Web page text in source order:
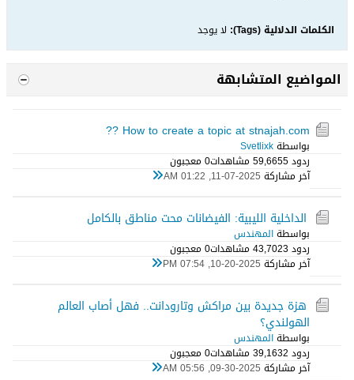
الكلمات الدلالية (Tags): لا يوجد
المواضيع المتشابهة
How to create a topic at stnajah.com ??
بواسطةSvetlixk
ردود 5 59,665 مشاهدات
0 معجبون
آخر مشاركة 11-07-2025, 01:22 AM
الداخلية الليبية: الفيضانات محت مناطق بالكامل
بواسطةالمهندس
ردود 3 43,702 مشاهدات
0 معجبون
آخر مشاركة 10-20-2025, 07:54 PM
هزة جديدة بين مراكش وتارودانت.. فهل أصاب العالم
الهولندي؟
بواسطةالمهندس
ردود 2 39,163 مشاهدات
0 معجبون
آخر مشاركة 09-30-2025, 05:56 AM